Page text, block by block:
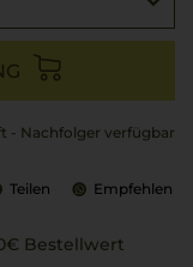
- Nachfolger verfügbar
Teilen Empfehlen
Bestellwert